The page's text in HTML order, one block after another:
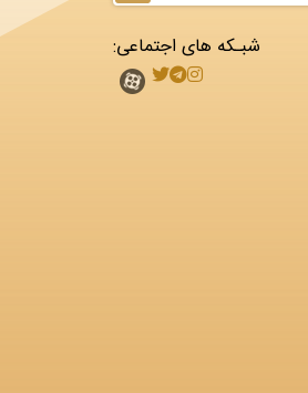
شبـکه های اجتماعی: